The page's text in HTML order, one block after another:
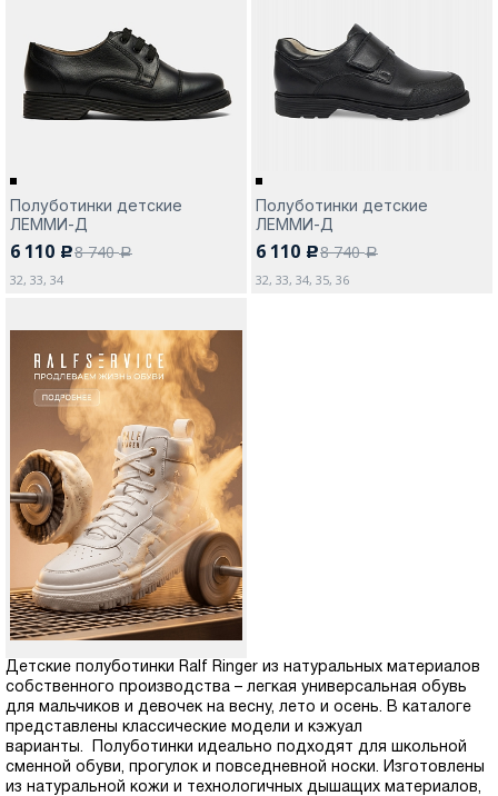
Полуботинки детские
ЛЕММИ-Д
6 110 c8 740a
32, 33, 34
Полуботинки детские
ЛЕММИ-Д
6 110 c8 740a
32, 33, 34, 35, 36
Детские полуботинки Ralf Ringer из натуральных материалов
собственного производства – легкая универсальная обувь
для мальчиков и девочек на весну, лето и осень. В каталоге
представлены классические модели и кэжуал
варианты. Полуботинки идеально подходят для школьной
сменной обуви, прогулок и повседневной носки. Изготовлены
из натуральной кожи и технологичных дышащих материалов,